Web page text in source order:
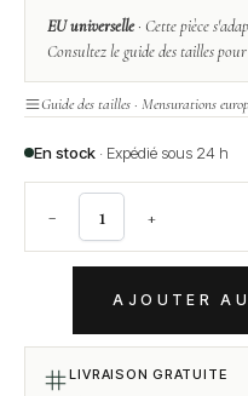
EU universelle· Cette pièce
Consultez le guide des tailles
Guide des tailles · Mensurations
En stock · Expédié sous 24 h
− +
AJOUTER
LIVRAISON GRATUITE